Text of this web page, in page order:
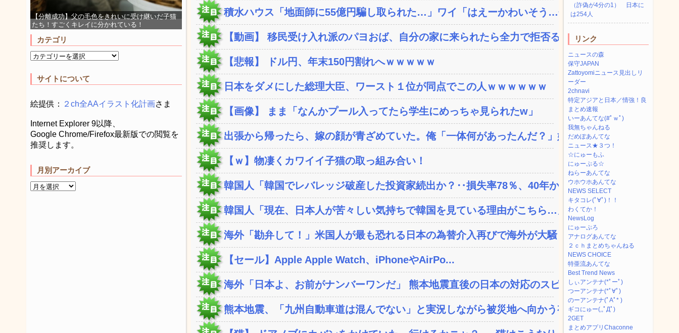
【分離成功】父の毛色をきれいに受け継いだ子猫
たち！すごくキレイに分かれている！
カテゴリ
サイトについて
絵提供： ２ch全AAイラスト化計画さま
Internet Explorer 9以降、
Google Chrome/Firefox最新版での閲覧を
推奨します。
月別アーカイブ
積水ハウス「地面師に55億円騙し取られた…」ワイ「はえーかわいそう…会...
【動画】 移民受け入れ派のパヨおば、自分の家に来られたら全力で拒否るｗ...
【悲報】 ドル円、年末150円割れへｗｗｗｗｗ
日本をダメにした総理大臣、ワースト１位が同点でこの人ｗｗｗｗｗｗ
【画像】 まま「なんかプール入ってたら学生にめっちゃ見られたw」
出張から帰ったら、嫁の顔が青ざめていた。俺「一体何があったんだ？」嫁「...
【ｗ】物凄くカワイイ子猫の取っ組み合い！
韓国人「韓国でレバレッジ破産した投資家続出か？‥損失率78％、40年か...
韓国人「現在、日本人が苦々しい気持ちで韓国を見ている理由がこちら…」→...
海外「勘弁して！」米国人が最も恐れる日本の為替介入再びで海外が大騒ぎ
【セール】Apple Apple Watch、iPhoneやAirPo...
海外「日本よ、お前がナンバーワンだ」 熊本地震直後の日本の対応のスピー...
熊本地震、「九州自動車道は混んでない」と実況しながら被災地へ向かう有名...
（詐偽が4分の1） 日本に
は254人
リンク
ニュースの森
保守JAPAN
Zattoyomiニュース見出しリ
ーダー
2chnavi
特定アジアと日本／情強！良
まとめ速報
いーあんてな(#ﾟｗﾟ)
我無ちゃんねる
だめぽあんてな
ニュース★３つ！
☆にゅーもふ
にゅーぷる☆
ねらーあんてな
ウホウホあんてな
NEWS SELECT
キタコレ(ﾟ∀ﾟ)！！
わくてか！
NewsLog
にゅーぷろ
アナログあんてな
２ｃｈまとめちゃんねる
NEWS CHOICE
特亜流あんてな
Best Trend News
しぃアンテナ(*ﾟーﾟ)
つーアンテナ(*ﾟ∀ﾟ)
のーアンテナ(ﾟAﾟ* )
ギコにゅー(,,ﾟДﾟ)
2GET
まとめアプリChaconne